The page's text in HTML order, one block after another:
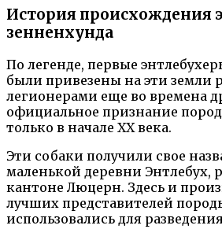
История происхождения
зенненхунда
По легенде, первые
были привезены на эти земли
легионерами еще во времена
официальное признание
только в начале ХХ века.
Эти собаки получили свое
маленькой деревни Энтлебух,
кантоне Люцерн. Здесь и
лучших представителей
использовались для